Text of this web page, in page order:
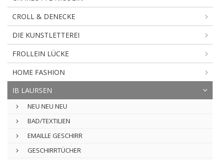
CROLL & DENECKE
DIE KUNSTLETTEREI
FROLLEIN LÜCKE
HOME FASHION
IB LAURSEN
NEU NEU NEU
BAD/TEXTILIEN
EMAILLE GESCHIRR
GESCHIRRTÜCHER